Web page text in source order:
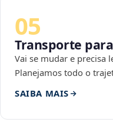
05
Transporte
Vai se mudar e precisa
Planejamos todo o
SAIBA MAIS